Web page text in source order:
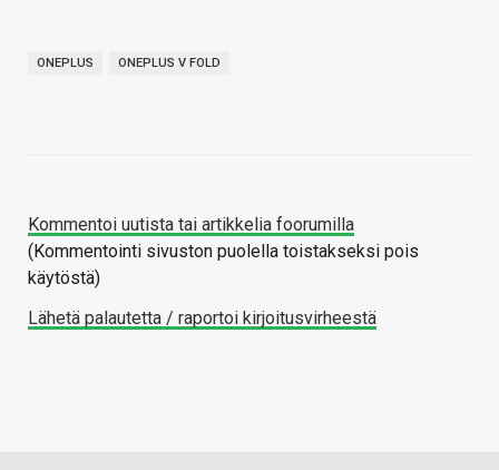
ONEPLUS ONEPLUS V FOLD
Kommentoi uutista tai artikkelia foorumilla
(Kommentointi sivuston puolella toistakseksi pois
käytöstä)
Lähetä palautetta / raportoi kirjoitusvirheestä